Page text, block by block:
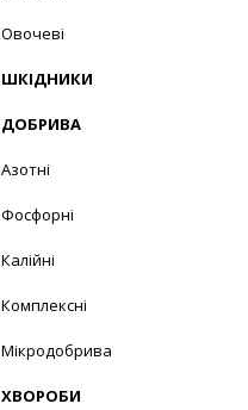
Овочеві
ШКІДНИКИ
ДОБРИВА
Азотні
Фосфорні
Калійні
Комплексні
Мікродобрива
ХВОРОБИ